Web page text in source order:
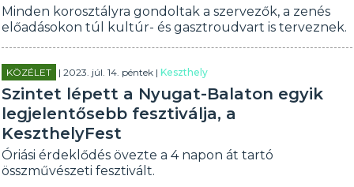
Minden korosztályra gondoltak a szervezők, a zenés
előadásokon túl kultúr- és gasztroudvart is terveznek.
KÖZÉLET | 2023. júl. 14. péntek |Keszthely
Szintet lépett a Nyugat-Balaton egyik
legjelentősebb fesztiválja, a
KeszthelyFest
Óriási érdeklődés övezte a 4 napon át tartó
összművészeti fesztivált.